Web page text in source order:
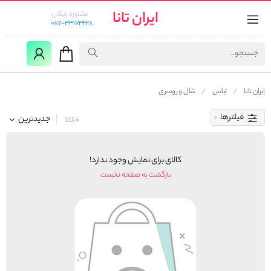
ایران تانا
مشاوره رایگان:
087-33173228
ایران تانا لباس شال و روسری
فیلترها جدیدترین 0 کالا
کالای برای نمایش وجود ندارد!
بازگشت به صفحه نخست